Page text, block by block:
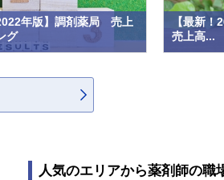
年版】調剤薬局 売上
グ
【最新
売上高...
人気のエリアから薬剤師の職